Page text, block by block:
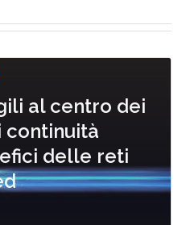
al centro dei
continuità
delle reti